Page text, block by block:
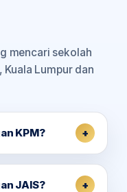
mencari sekolah
Lumpur dan
KPM?
JAIS?